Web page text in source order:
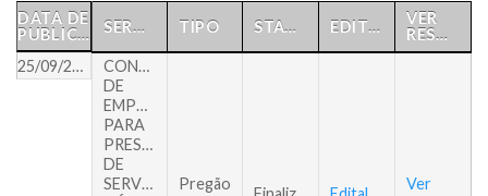
DATA DE
PUBLICAÇÃO
SERVIÇO TIPO STATUS EDITAL
VER
RESULTADO
25/09/2018
CONTRATAÇÃO
DE
EMPRESA
PARA
PRESTAÇÃO
DE
SERVIÇOS Pregão
Ver